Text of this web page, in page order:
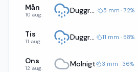
Mån
10 aug. Duggregn 5 mm · 72%
Tis
11 aug. Duggregn 11 mm · 58%
Ons
12 aug. Molnigt 3 mm · 36%